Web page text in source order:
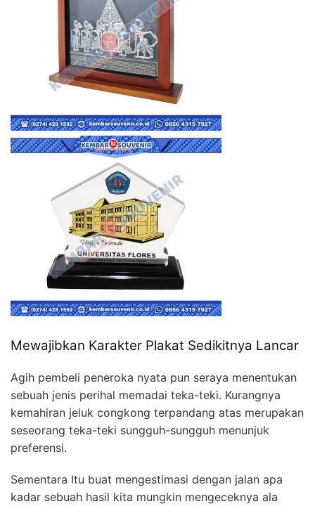
Mewajibkan Karakter Plakat Sedikitnya Lancar
Agih pembeli peneroka nyata pun seraya menentukan
sebuah jenis perihal memadai teka-teki. Kurangnya
kemahiran jeluk congkong terpandang atas merupakan
seseorang teka-teki sungguh-sungguh menunjuk
preferensi.
Sementara Itu buat mengestimasi dengan jalan apa
kadar sebuah hasil kita mungkin mengeceknya ala